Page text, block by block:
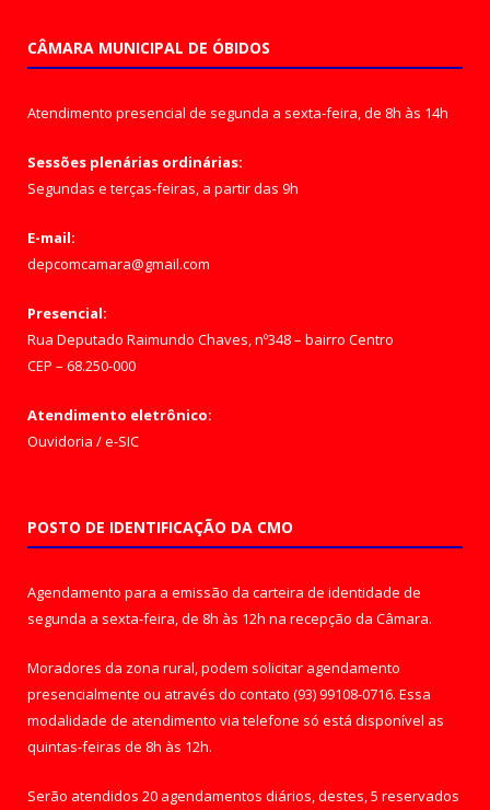
CÂMARA MUNICIPAL DE ÓBIDOS
Atendimento presencial de segunda a sexta-feira, de 8h às 14h
Sessões plenárias ordinárias:
Segundas e terças-feiras, a partir das 9h
E-mail:
depcomcamara@gmail.com
Presencial:
Rua Deputado Raimundo Chaves, nº348 – bairro Centro
CEP – 68.250-000
Atendimento eletrônico:
Ouvidoria /e-SIC
POSTO DE IDENTIFICAÇÃO DA CMO
Agendamento para a emissão da carteira de identidade de
segunda a sexta-feira, de 8h às 12h na recepção da Câmara.
Moradores da zona rural, podem solicitar agendamento
presencialmente ou através do contato (93) 99108-0716. Essa
modalidade de atendimento via telefone só está disponível as
quintas-feiras de 8h às 12h.
Serão atendidos 20 agendamentos diários, destes, 5 reservados